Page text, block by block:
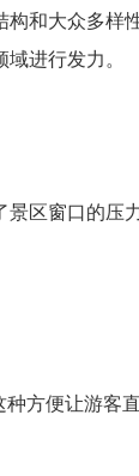
和大众多
进行发力。
区窗口的
方便让游客直